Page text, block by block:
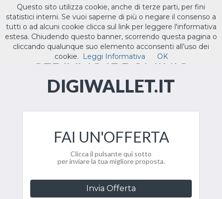
Toggle
ILTUO.IT
CEDIAMO IL DOMINIO
DIGIWALLET.IT
FAI UN'OFFERTA
Clicca il pulsante qui sotto
per inviare la tua migliore proposta.
Invia Offerta
Questo sito utilizza cookie, anche di terze parti, per fini
statistici interni. Se vuoi saperne di più o negare il consenso a
tutti o ad alcuni cookie clicca sul link per leggere l'informativa
estesa. Chiudendo questo banner, scorrendo questa pagina o
cliccando qualunque suo elemento acconsenti all’uso dei
cookie.
Leggi Informativa OK